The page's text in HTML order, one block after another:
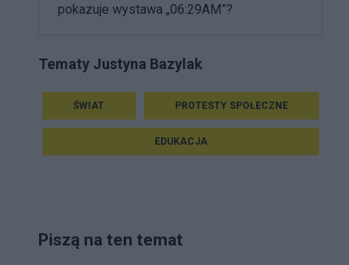
pokazuje wystawa „06:29AM”?
Tematy Justyna Bazylak
ŚWIAT PROTESTY SPOŁECZNE
EDUKACJA
Piszą na ten temat